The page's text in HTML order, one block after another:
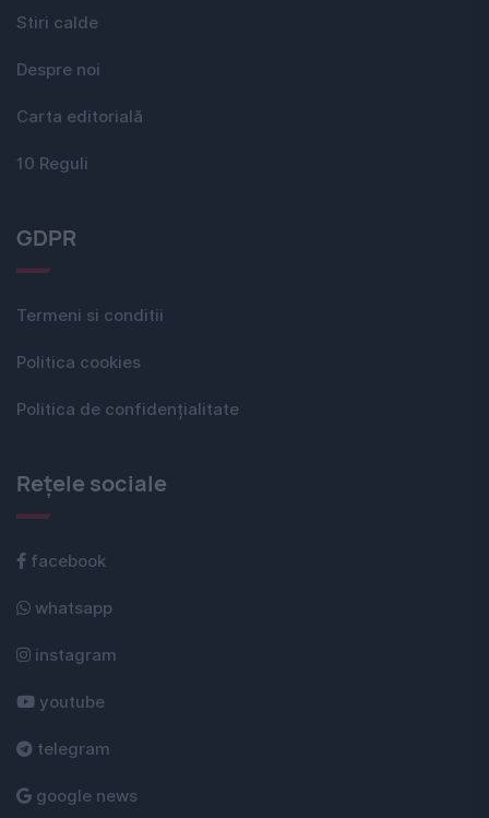
Stiri calde
Despre noi
Carta editorială
10 Reguli
GDPR
Termeni si conditii
Politica cookies
Politica de confidențialitate
Rețele sociale
facebook
whatsapp
instagram
youtube
telegram
google news